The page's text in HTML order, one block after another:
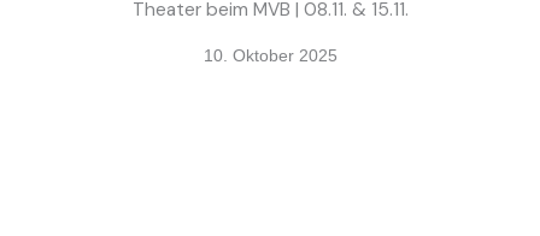
Theater beim MVB | 08.11. & 15.11.
10. Oktober 2025